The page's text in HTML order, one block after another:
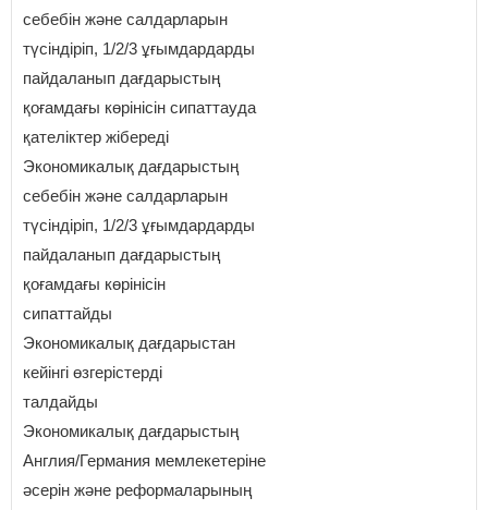
себебін және салдарларын
түсіндіріп, 1/2/3 ұғымдардарды
пайдаланып дағдарыстың
қоғамдағы көрінісін сипаттауда
қателіктер жібереді
Экономикалық дағдарыстың
себебін және салдарларын
түсіндіріп, 1/2/3 ұғымдардарды
пайдаланып дағдарыстың
қоғамдағы көрінісін
сипаттайды
Экономикалық дағдарыстан
кейінгі өзгерістерді
талдайды
Экономикалық дағдарыстың
Англия/Германия мемлекетеріне
әсерін және реформаларының